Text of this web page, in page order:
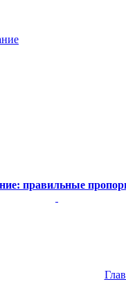
правильные